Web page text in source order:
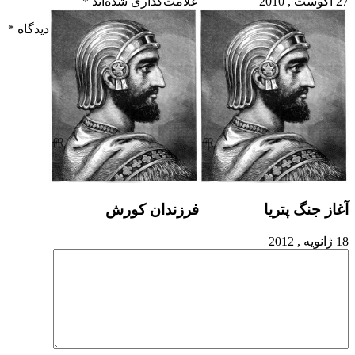
پتریا فرزندان کورش
دیدگاه*